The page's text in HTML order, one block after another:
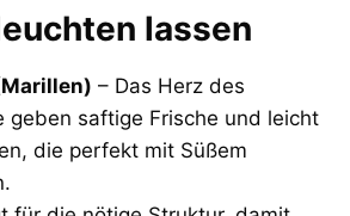
lassen
– Das Herz des
geben saftige Frische und leicht
die perfekt mit Süßem